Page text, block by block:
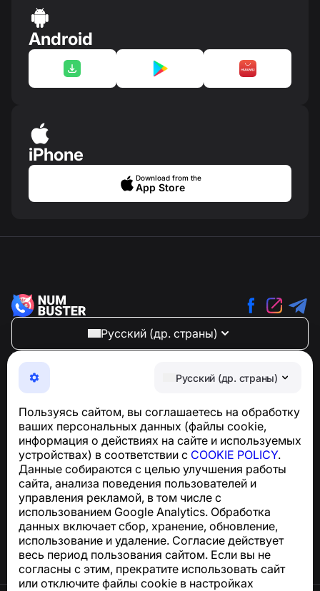
Русский (др. страны)
Пользуясь сайтом, вы соглашаетесь на обработку
ваших персональных данных (файлы cookie,
информация о действиях на сайте и используемых
устройствах) в соответствии с COOKIE POLICY.
Данные собираются с целью улучшения работы
сайта, анализа поведения пользователей и
управления рекламой, в том числе с
использованием Google Analytics. Обработка
данных включает сбор, хранение, обновление,
использование и удаление. Согласие действует
весь период пользования сайтом. Если вы не
согласны с этим, прекратите использовать сайт
или отключите файлы cookie в настройках
Android
iPhone
Download from the
App Store
Русский (др. страны)
NumBuster © 2013—2026 ·
Максимально удобное приложение для защиты от
телефонных мошенников, спама и нежелательных
Для запросов по соблюдению GDPR:
support@numbuster.com
Центр поддержки
Новости и статьи
О проекте
Контакты